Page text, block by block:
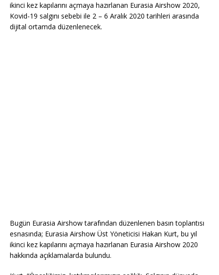
ikinci kez kapılarını açmaya hazırlanan Eurasia Airshow 2020,
Kovid-19 salgını sebebi ile 2 – 6 Aralık 2020 tarihleri arasında
dijital ortamda düzenlenecek.
Bugün Eurasia Airshow tarafından düzenlenen basın toplantısı
esnasında; Eurasia Airshow Üst Yöneticisi Hakan Kurt, bu yıl
ikinci kez kapılarını açmaya hazırlanan Eurasia Airshow 2020
hakkında açıklamalarda bulundu.